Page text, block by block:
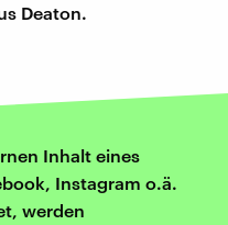
Deaton.
Inhalt eines
Instagram o.ä.
werden